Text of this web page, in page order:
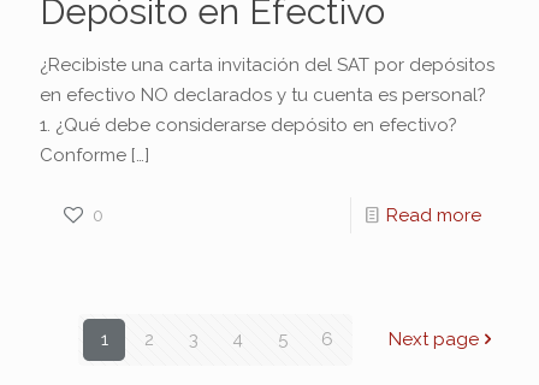
Depósito en Efectivo
¿Recibiste una carta invitación del SAT por depósitos
en efectivo NO declarados y tu cuenta es personal?
1. ¿Qué debe considerarse depósito en efectivo?
Conforme […]
0 Read more
1 2 3 4 5 6 Next page